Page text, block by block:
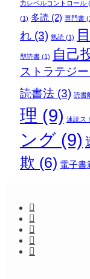
力レベルコントロール
(1) 多読 (2) 専門書
れ(3) 熟読(1)
型読書(1) 自己
ストラテジー
読書法(3) 読書
理 (9) 速読ス
ング(9)
欺 (6) 電子書